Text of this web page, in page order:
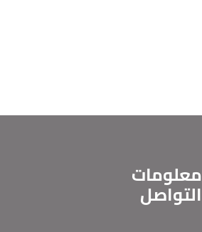
معلومات
التواصل